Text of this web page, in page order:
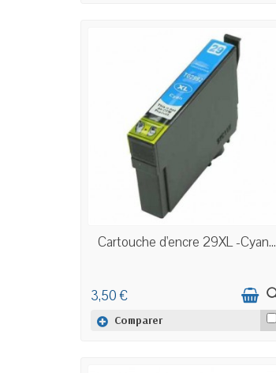
EN STOCK
Cartouche d'encre 29XL -Cyan...
3,50 €
Comparer